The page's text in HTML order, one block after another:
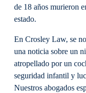
de 18 años murieron
estado.
En Crosley Law, se
una noticia sobre un
atropellado por un
seguridad infantil y
Nuestros abogados